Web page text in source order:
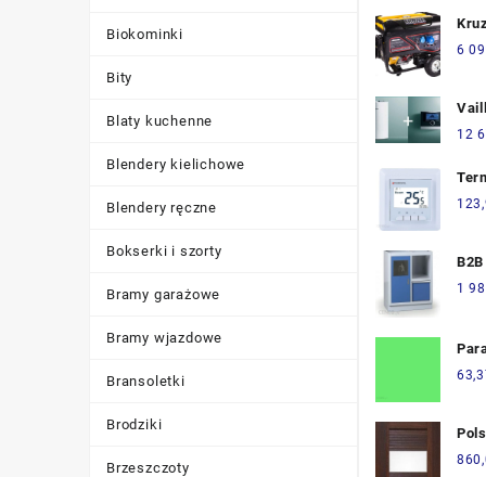
Biokominki
Bity
Blaty kuchenne
Blendery kielichowe
Blendery ręczne
Bokserki i szorty
Bramy garażowe
Bramy wjazdowe
Bransoletki
Brodziki
Brzeszczoty
mm
6
+
12
z
1